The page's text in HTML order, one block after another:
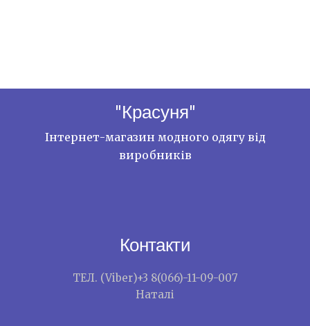
"Красуня"
Інтернет-магазин модного одягу від
виробників
Контакти
ТЕЛ. (Viber)+3 8(066)-11-09-007
Наталі